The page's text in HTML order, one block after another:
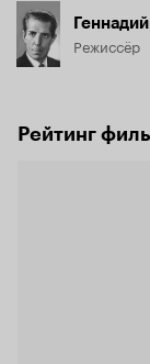
Режиссёр
Рейтинг